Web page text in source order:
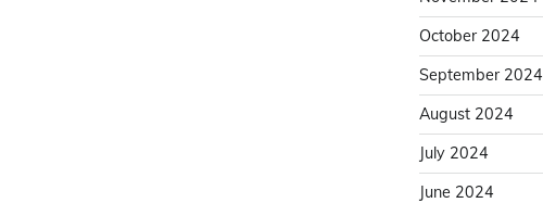
October 2024
September 2024
August 2024
July 2024
June 2024